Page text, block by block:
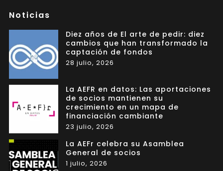
Noticias
Diez años de El arte de pedir: diez
cambios que han transformado la
captación de fondos
28 julio, 2026
La AEFR en datos: Las aportaciones
de socios mantienen su
crecimiento en un mapa de
financiación cambiante
23 julio, 2026
La AEFr celebra su Asamblea
General de socios
1 julio, 2026